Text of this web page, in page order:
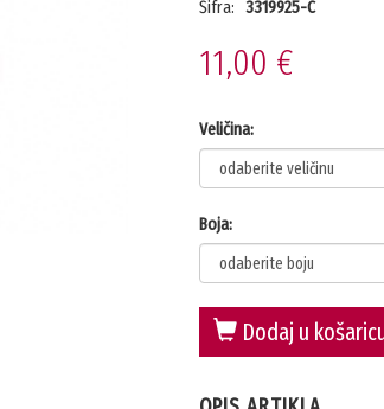
Šifra: 3319925-C
11,00 €
Veličina:
Boja:
Dodaj u